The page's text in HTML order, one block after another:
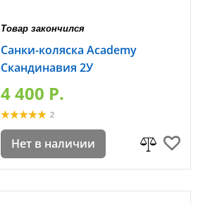
Товар закончился
Санки-коляска Academy
Скандинавия 2У
4 400 P.
2
Нет в наличии